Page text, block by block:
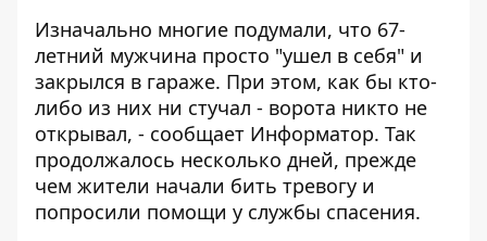
Изначально многие подумали, что 67-
летний мужчина просто "ушел в себя" и
закрылся в гараже. При этом, как бы кто-
либо из них ни стучал - ворота никто не
открывал, - сообщает Информатор. Так
продолжалось несколько дней, прежде
чем жители начали бить тревогу и
попросили помощи у службы спасения.